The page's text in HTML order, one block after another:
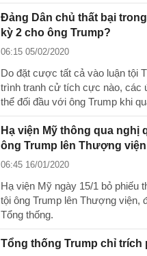
Đảng Dân chủ thất bại
kỳ 2 cho ông Trump?
06:15 05/02/2020
Do đặt cược tất cả vào luận tội
trình tranh cử tích cực nào, các
thể đối đầu với ông Trump khi
Hạ viện Mỹ thông qua nghị
ông Trump lên Thượng viện
06:45 16/01/2020
Hạ viện Mỹ ngày 15/1 bỏ phiếu
tội ông Trump lên Thượng viện,
Tổng thống.
Tổng thống Trump chỉ trích